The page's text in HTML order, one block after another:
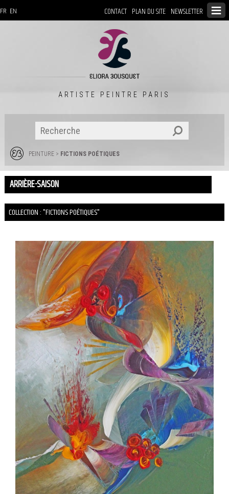
CONTACT PLAN DU SITE NEWSLETTER
FR EN
ARTISTE PEINTRE PARIS
PEINTURE> FICTIONS POÉTIQUES
ARRIÈRE-SAISON
COLLECTION : "FICTIONS POÉTIQUES"